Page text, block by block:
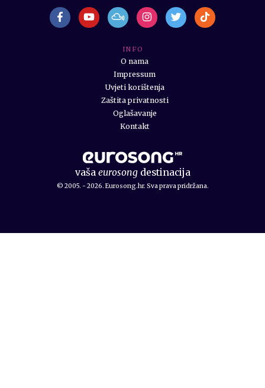
vaša eurosongdestinacija
© 2005. - 2026. Eurosong.hr. Sva prava pridržana.
I N F O
O nama
Impressum
Uvjeti korištenja
Zaštita privatnosti
Oglašavanje
Kontakt